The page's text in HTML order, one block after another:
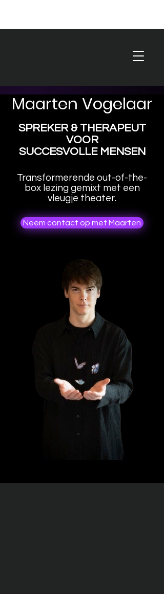
Maarten Vogelaar
SPREKER & THERAPEUT
VOOR
SUCCESVOLLE MENSEN
Transformerende out-of-the-
box lezing gemixt met een
vleugje theater.
Neem contact op met Maarten